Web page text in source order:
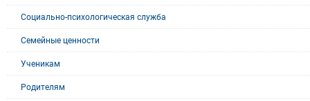
Социально-психологическая служба
Семейные ценности
Ученикам
Родителям